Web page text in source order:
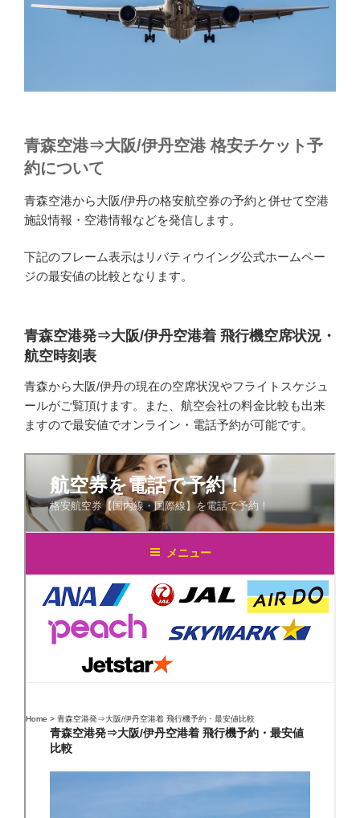
青森空港⇒大阪/伊丹空港 格安チケット予
約について
青森空港から大阪/伊丹の格安航空券の予約と併せて空港
施設情報・空港情報などを発信します。
下記のフレーム表示はリバティウイング公式ホームペー
ジの最安値の比較となります。
青森空港発⇒大阪/伊丹空港着 飛行機空席状況・
航空時刻表
青森から大阪/伊丹の現在の空席状況やフライトスケジュ
ールがご覧頂けます。また、航空会社の料金比較も出来
ますので最安値でオンライン・電話予約が可能です。